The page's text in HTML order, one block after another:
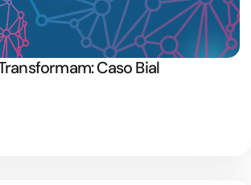
Caso Bial